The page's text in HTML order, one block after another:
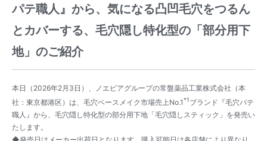
パテ職人』から、気になる凸凹毛穴をつるん
とカバーする、毛穴隠し特化型の「部分用下
地」のご紹介
本日（2026年2月3日）、ノエビアグループの常盤薬品工業株式会社（本
社：東京都港区）は、毛穴ベースメイク市場売上No.1*1ブランド『毛穴パテ
職人』から、毛穴隠し特化型の部分用下地「毛穴隠しスティック」を発売い
たします。